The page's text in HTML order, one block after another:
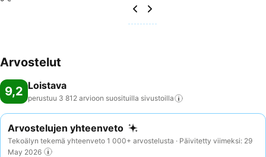
Arvostelut
9,2 Loistava
perustuu 3 812 arvioon suosituilla sivustoilla
Arvostelujen yhteenveto
Tekoälyn tekemä yhteenveto 1 000+ arvostelusta · Päivitetty viimeksi: 29
May 2026